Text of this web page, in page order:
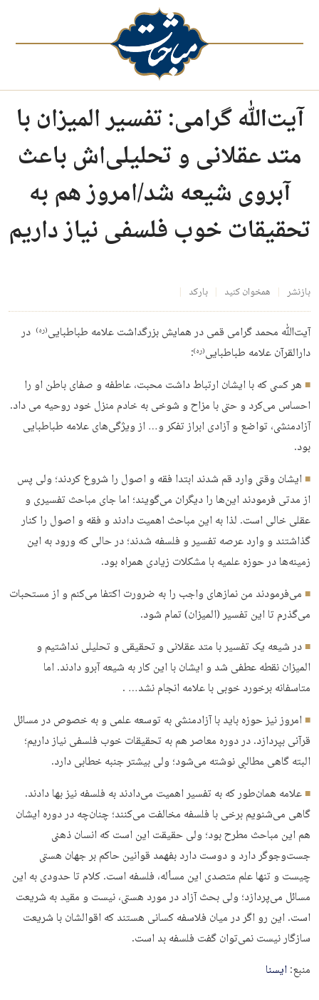
آیت‌الله گرامی: تفسیر المیزان با
متد عقلانی و تحلیلی‌اش باعث
آبروی شیعه شد/امروز هم به
تحقیقات خوب فلسفی نیاز داریم
بازنشر همخوان کنید بارکد
آیت‌ﷲ محمد گرامی قمی در همایش بزرگداشت علامه طباطبایی(ره) در
دارالقرآن علامه طباطبایی(ره):
هر کسی که با ایشان ارتباط داشت محبت، عاطفه و صفای باطن او را
احساس می‌کرد و حتی با مزاح و شوخی به خادم منزل خود روحیه می داد.
آزادمنشی، تواضع و آزادی ابراز تفکر و… از ویژگی‌های علامه طباطبایی
بود.
ایشان وقتی وارد قم شدند ابتدا فقه و اصول را شروع کردند؛ ولی پس
از مدتی فرمودند این‌ها را دیگران می‌‌گویند؛ اما جای مباحث تفسیری و
عقلی خالی است. لذا به این مباحث اهمیت دادند و فقه و اصول را کنار
گذاشتند و وارد عرصه تفسیر و فلسفه شدند؛ در حالی که ورود به این
زمینه‌ها در حوزه علمیه با مشکلات زیادی همراه بود.
می‌فرمودند من نمازهای واجب را به ضرورت اکتفا می‌کنم و از مستحبات
می‌گذرم تا این تفسیر (المیزان) تمام شود.
در شیعه یک تفسیر با متد عقلانی و تحقیقی و تحلیلی نداشتیم و
المیزان نقطه عطفی شد و ایشان با این کار به شیعه آبرو دادند. اما
متاسفانه برخورد خوبی با علامه انجام نشد… .
امروز نیز حوزه باید با آزادمنشی به توسعه علمی و به خصوص در مسائل
قرآنی بپردازد. در دوره معاصر هم به تحقیقات خوب فلسفی نیاز داریم؛
البته گاهی مطالبی نوشته می‌شود؛ ولی بیشتر جنبه خطابی دارد.
علامه همان‌طور که به تفسیر اهمیت می‌دادند به فلسفه نیز بها دادند.
گاهی می‌شنویم برخی با فلسفه مخالفت می‌کنند؛ چنان‌چه در دوره ایشان
هم این مباحث مطرح بود؛ ولی حقیقت این است که انسان ذهنی
جست‌وجوگر دارد و دوست دارد بفهمد قوانین حاکم بر جهان هستی
چیست و تنها علم متصدی این مسأله، فلسفه است. کلام تا حدودی به این
مسائل می‌پردازد؛ ولی بحث آزاد در مورد هستی، نیست و مقید به شریعت
است. این رو اگر در میان فلاسفه کسانی هستند که اقوالشان با شریعت
سازگار نیست نمی‌توان گفت فلسفه بد است.
منبع:ایسنا